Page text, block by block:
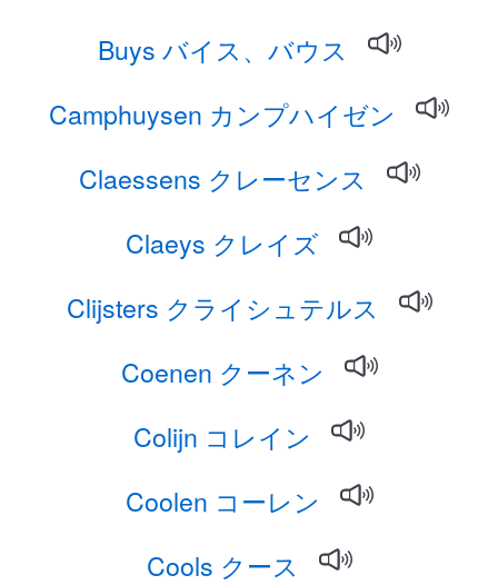
Buys バイス、バウス
Camphuysen カンプハイゼン
Claessens クレーセンス
Claeys クレイズ
Clijsters クライシュテルス
Coenen クーネン
Colijn コレイン
Coolen コーレン
Cools クース